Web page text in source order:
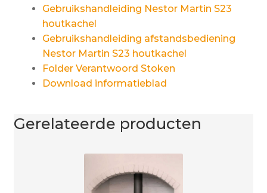
Gebruikshandleiding Nestor Martin S23
houtkachel
Gebruikshandleiding afstandsbediening
Nestor Martin S23 houtkachel
Folder Verantwoord Stoken
Download informatieblad
Gerelateerde producten